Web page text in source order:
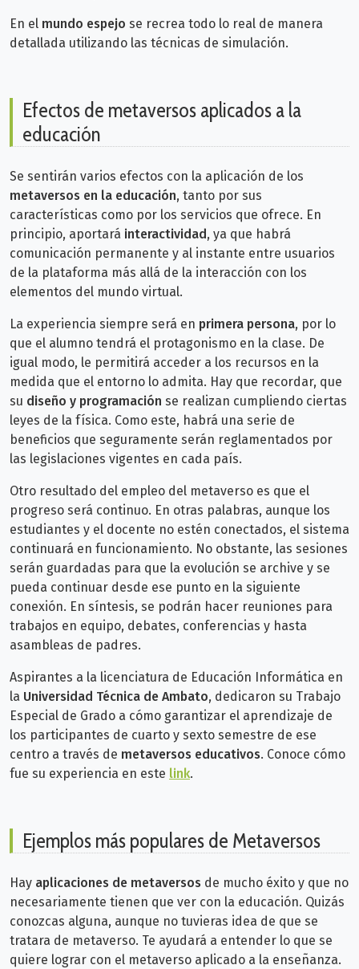
En el mundo espejo se recrea todo lo real de manera
detallada utilizando las técnicas de simulación.
Efectos de metaversos aplicados a la
educación
Se sentirán varios efectos con la aplicación de los
metaversos en la educación, tanto por sus
características como por los servicios que ofrece. En
principio, aportará interactividad, ya que habrá
comunicación permanente y al instante entre usuarios
de la plataforma más allá de la interacción con los
elementos del mundo virtual.
La experiencia siempre será en primera persona, por lo
que el alumno tendrá el protagonismo en la clase. De
igual modo, le permitirá acceder a los recursos en la
medida que el entorno lo admita. Hay que recordar, que
su diseño y programación se realizan cumpliendo ciertas
leyes de la física. Como este, habrá una serie de
beneficios que seguramente serán reglamentados por
las legislaciones vigentes en cada país.
Otro resultado del empleo del metaverso es que el
progreso será continuo. En otras palabras, aunque los
estudiantes y el docente no estén conectados, el sistema
continuará en funcionamiento. No obstante, las sesiones
serán guardadas para que la evolución se archive y se
pueda continuar desde ese punto en la siguiente
conexión. En síntesis, se podrán hacer reuniones para
trabajos en equipo, debates, conferencias y hasta
asambleas de padres.
Aspirantes a la licenciatura de Educación Informática en
la Universidad Técnica de Ambato, dedicaron su Trabajo
Especial de Grado a cómo garantizar el aprendizaje de
los participantes de cuarto y sexto semestre de ese
centro a través de metaversos educativos. Conoce cómo
fue su experiencia en este link.
Ejemplos más populares de Metaversos
Hay aplicaciones de metaversos de mucho éxito y que no
necesariamente tienen que ver con la educación. Quizás
conozcas alguna, aunque no tuvieras idea de que se
tratara de metaverso. Te ayudará a entender lo que se
quiere lograr con el metaverso aplicado a la enseñanza.